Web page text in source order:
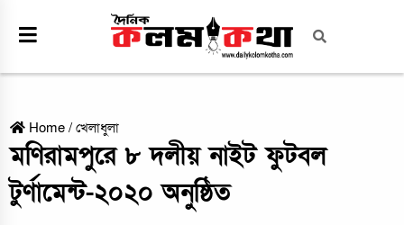
Home /খেলাধুলা
মণিরামপুরে ৮ দলীয় নাইট ফুটবল
টুর্ণামেন্ট-২০২০ অনুষ্ঠিত